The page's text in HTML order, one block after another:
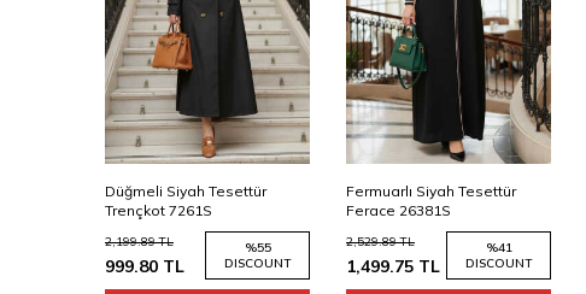
Fermuarlı Siyah Tesettür
Ferace 26381S
2,529.89TL
1,499.75TL
%41
DISCOUNT
Roba Detailed Black Modest
Tunic 10184S
1,099.89TL
499.85TL
%55
DISCOUNT